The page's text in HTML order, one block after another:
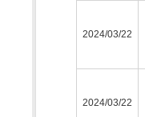
2024/03/22
2024/03/22